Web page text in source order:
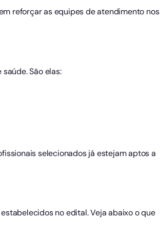
reforçar as equipes de atendimento nos
São elas:
selecionados já estejam aptos a
no edital. Veja abaixo o que